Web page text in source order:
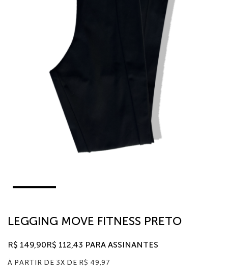
LEGGING MOVE FITNESS PRETO
R$ 149,90R$ 112,43 PARA ASSINANTES
À PARTIR DE 3X DE R$ 49,97